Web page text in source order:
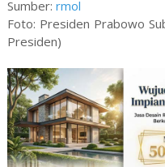
Sumber: rmol
Foto: Presiden Prabowo
Presiden)